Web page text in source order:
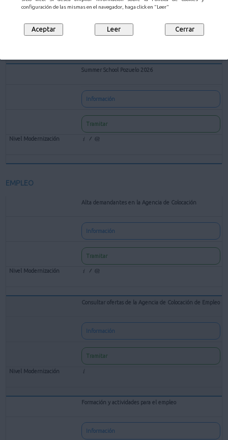
configuración de las mismas en el navegador, haga click en "Leer"
Tramitar
Summer School Pozuelo 2026
Información
Tramitar
EMPLEO
Alta demandantes en la Agencia de Colocación
Información
Tramitar
Consultar ofertas de la Agencia de Colocación de Empleo
Información
Tramitar
Formación y actividades para el empleo
Información